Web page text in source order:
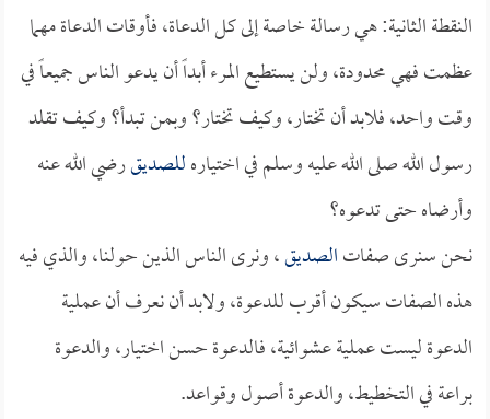
النقطة الثانية: هي رسالة خاصة إلى كل الدعاة، فأوقات الدعاة مهما
عظمت فهي محدودة، ولن يستطيع المرء أبداً أن يدعو الناس جميعاً في
وقت واحد، فلابد أن تختار، وكيف تختار؟ وبمن تبدأ؟ وكيف تقلد
رسول الله صلى الله عليه وسلم في اختيارهللصديقرضي الله عنه
وأرضاه حتى تدعوه؟
نحن سنرى صفاتالصديق، ونرى الناس الذين حولنا، والذي فيه
هذه الصفات سيكون أقرب للدعوة، ولابد أن نعرف أن عملية
الدعوة ليست عملية عشوائية، فالدعوة حسن اختيار، والدعوة
براعة في التخطيط، والدعوة أصول وقواعد.